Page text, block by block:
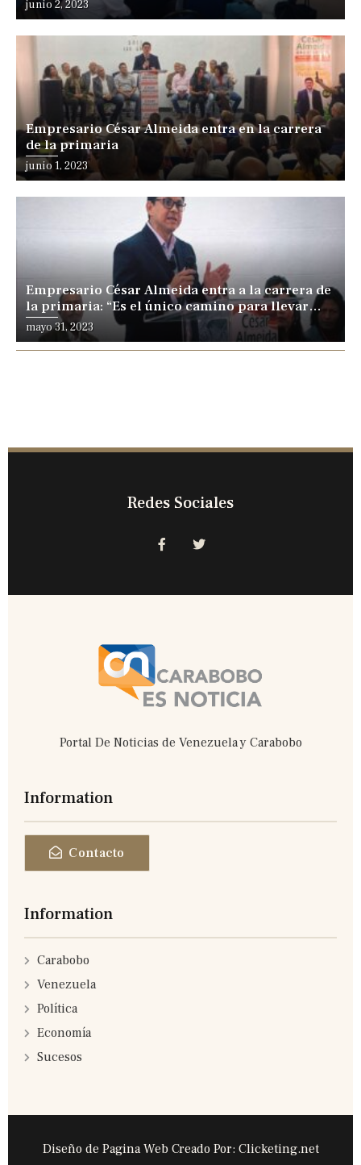
junio 2, 2023
Empresario César Almeida entra en la carrera
de la primaria
junio 1, 2023
Empresario César Almeida entra a la carrera de
la primaria: “Es el único camino para llevar
gente distinta al poder”
mayo 31, 2023
Redes Sociales
Portal De Noticias de Venezuela y Carabobo
Information
Contacto
Information
Carabobo
Venezuela
Política
Economía
Sucesos
Diseño de Pagina Web Creado Por: Clicketing.net